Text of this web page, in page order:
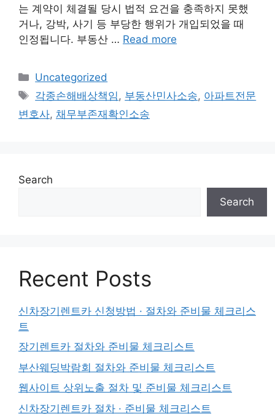
는 계약이 체결될 당시 법적 요건을 충족하지 못했
거나, 강박, 사기 등 부당한 행위가 개입되었을 때
인정됩니다. 부동산 … Read more
Categories
Uncategorized
Tags
각종손해배상책임 , 부동산민사소송, 아파트전문
변호사, 채무부존재확인소송
Search
Search
Recent Posts
신차장기렌트카 신청방법 · 절차와 준비물 체크리스
트
장기렌트카 절차와 준비물 체크리스트
부산웨딩박람회 절차와 준비물 체크리스트
웹사이트 상위노출 절차 및 준비물 체크리스트
신차장기렌트카 절차 · 준비물 체크리스트